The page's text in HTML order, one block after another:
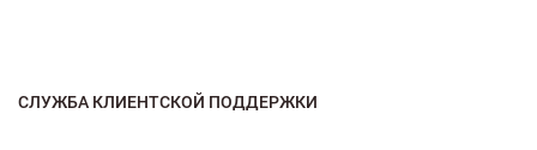
СЛУЖБА КЛИЕНТСКОЙ ПОДДЕРЖКИ